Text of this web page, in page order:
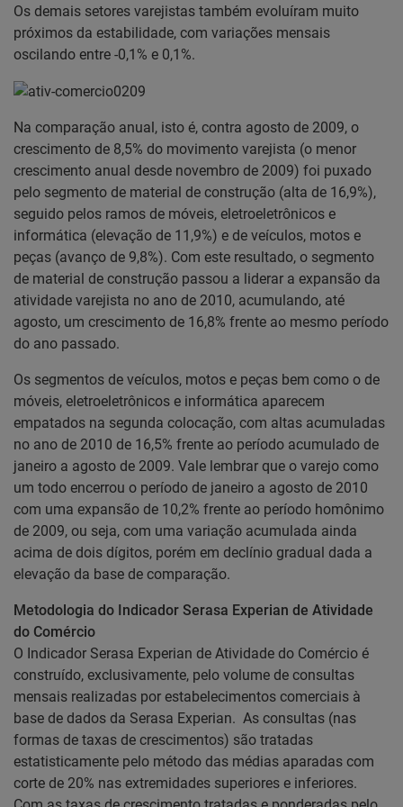
Os demais setores varejistas também evoluíram muito
próximos da estabilidade, com variações mensais
oscilando entre -0,1% e 0,1%.
Na comparação anual, isto é, contra agosto de 2009, o
crescimento de 8,5% do movimento varejista (o menor
crescimento anual desde novembro de 2009) foi puxado
pelo segmento de material de construção (alta de 16,9%),
seguido pelos ramos de móveis, eletroeletrônicos e
informática (elevação de 11,9%) e de veículos, motos e
peças (avanço de 9,8%). Com este resultado, o segmento
de material de construção passou a liderar a expansão da
atividade varejista no ano de 2010, acumulando, até
agosto, um crescimento de 16,8% frente ao mesmo período
do ano passado.
Os segmentos de veículos, motos e peças bem como o de
móveis, eletroeletrônicos e informática aparecem
empatados na segunda colocação, com altas acumuladas
no ano de 2010 de 16,5% frente ao período acumulado de
janeiro a agosto de 2009. Vale lembrar que o varejo como
um todo encerrou o período de janeiro a agosto de 2010
com uma expansão de 10,2% frente ao período homônimo
de 2009, ou seja, com uma variação acumulada ainda
acima de dois dígitos, porém em declínio gradual dada a
elevação da base de comparação.
Metodologia do Indicador Serasa Experian de Atividade
do Comércio
O Indicador Serasa Experian de Atividade do Comércio é
construído, exclusivamente, pelo volume de consultas
mensais realizadas por estabelecimentos comerciais à
base de dados da Serasa Experian. As consultas (nas
formas de taxas de crescimentos) são tratadas
estatisticamente pelo método das médias aparadas com
corte de 20% nas extremidades superiores e inferiores.